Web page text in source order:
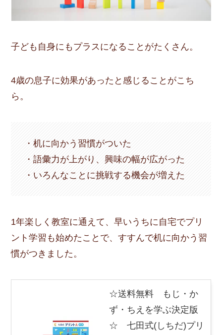
子ども自身にもプラスになることがたくさん。
4歳の息子に効果があったと感じることがこち
ら。
・机に向かう習慣がついた
・語彙力が上がり、興味の幅が広がった
・いろんなことに挑戦する機会が増えた
1年楽しく教室に通えて、早いうちに自宅でプリ
ント学習も始めたことで、すすんで机に向かう習
慣がつきました。
☆送料無料 もじ・か
ず・ちえを学ぶ決定版
☆ 七田式(しちだ)プリ